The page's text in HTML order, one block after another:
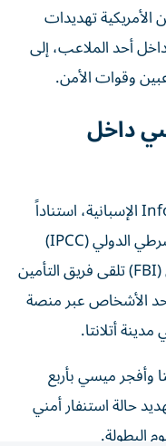
أحد الملاعب، إلى
وقوات الأمن.
داخل
وبحسب ما أوردته صحيفة Informacion الإسبانية، استناداً
إلى ملفات صادرة عن مركز التعاون الشرطي الدولي (IPCC)
ومكتب التحقيقات الفيدرالي الأمريكي (FBI) تلقى فريق التأمين
الأشخاص عبر منصة
أتلانتا.
ميسي بأربع
حالة استنفار أمني
البطولة.